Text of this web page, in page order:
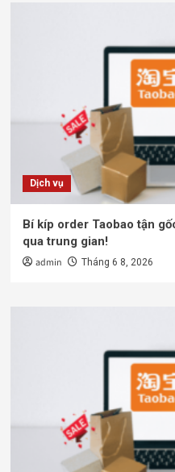
Dịch vụ
Bí kíp order Taobao tận
qua trung gian!
admin Tháng 6 8, 2026